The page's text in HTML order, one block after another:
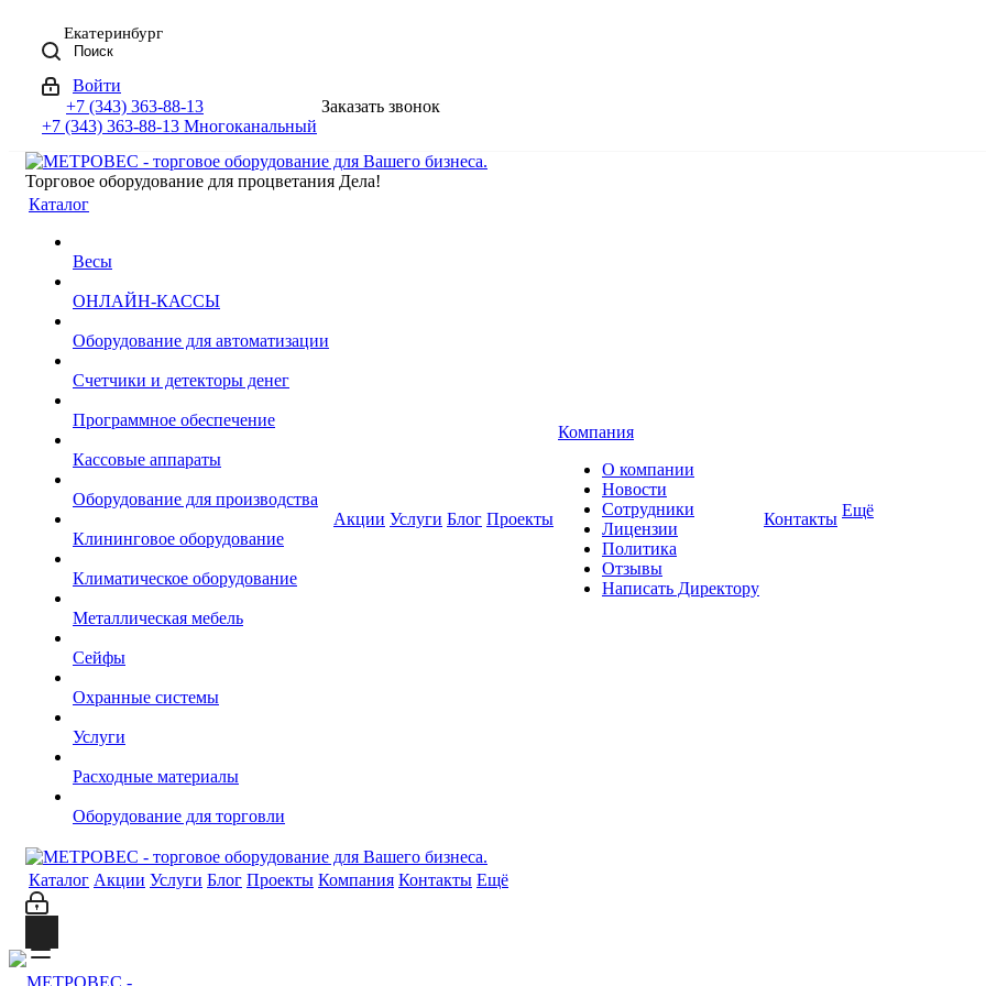
Екатеринбург
Поиск
Войти
+7 (343) 363-88-13
+7 (343) 363-88-13 Многоканальный
Заказать звонок
Торговое оборудование для процветания Дела!
Каталог
Весы
ОНЛАЙН-КАССЫ
Оборудование для автоматизации
Счетчики и детекторы денег
Программное обеспечение
Кассовые аппараты
Оборудование для производства
Клининговое оборудование
Климатическое оборудование
Металлическая мебель
Сейфы
Охранные системы
Услуги
Расходные материалы
Оборудование для торговли
Акции Услуги Блог Проекты
Компания
О компании
Новости
Сотрудники
Лицензии
Политика
Отзывы
Написать Директору
Контакты Ещё
Каталог Акции Услуги Блог Проекты Компания Контакты Ещё